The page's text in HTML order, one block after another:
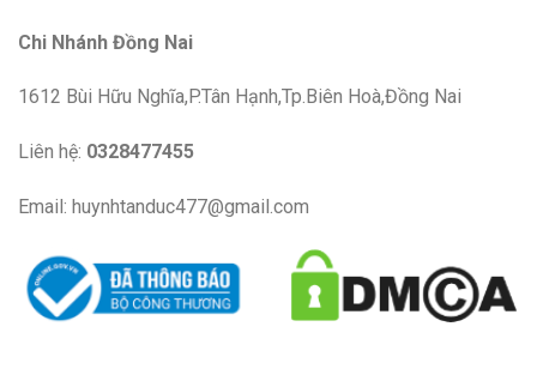
Chi Nhánh Đồng Nai
1612 Bùi Hữu Nghĩa,P.Tân Hạnh,Tp.Biên Hoà,Đồng Nai
Liên hệ: 0328477455
Email: huynhtanduc477@gmail.com